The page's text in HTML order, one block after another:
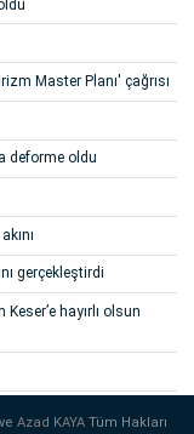
Master Planı' çağrısı
deforme oldu
gerçekleştirdi
hayırlı olsun
veAzad KAYATüm Hakları